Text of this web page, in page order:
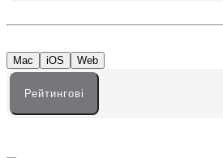
Mac iOS Web
Рейтингові